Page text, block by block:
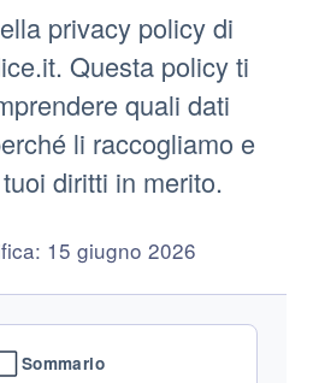
privacy policy di
Questa policy ti
quali dati
li raccogliamo e
diritti in merito.
15 giugno 2026
Sommario